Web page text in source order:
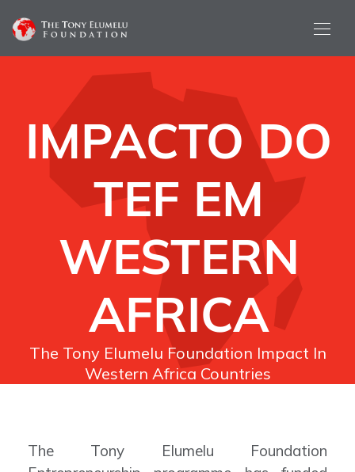
IMPACTO DO
TEF EM
WESTERN
AFRICA
The Tony Elumelu Foundation Impact In
Western Africa Countries
The Tony Elumelu Foundation